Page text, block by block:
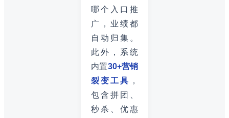
哪个入口推
广，业绩都
自动归集。
此外，系统
内置30+营销
裂变工具 ，
包含拼团、
秒杀、优惠